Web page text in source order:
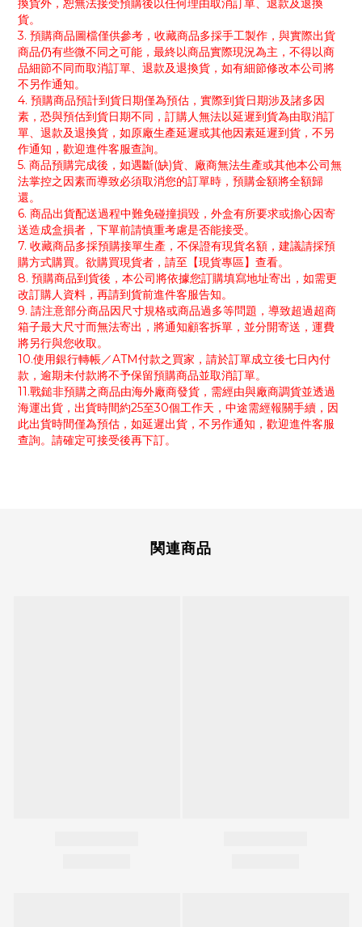
換貨外，恕無法接受預購後以任何理由取消訂單、退款及退換
貨。
3. 預購商品圖檔僅供參考，收藏商品多採手工製作，與實際出貨
商品仍有些微不同之可能，最終以商品實際現況為主，不得以商
品細節不同而取消訂單、退款及退換貨，如有細節修改本公司將
不另作通知。
4. 預購商品預計到貨日期僅為預估，實際到貨日期涉及諸多因
素，恐與預估到貨日期不同，訂購人無法以延遲到貨為由取消訂
單、退款及退換貨，如原廠生產延遲或其他因素延遲到貨，不另
作通知，歡迎進件客服查詢。
5. 商品預購完成後，如遇斷(缺)貨、廠商無法生產或其他本公司無
法掌控之因素而導致必須取消您的訂單時，預購金額將全額歸
還。
6. 商品出貨配送過程中難免碰撞損毀，外盒有所要求或擔心因寄
送造成盒損者，下單前請慎重考慮是否能接受。
7. 收藏商品多採預購接單生產，不保證有現貨名額，建議請採預
購方式購買。欲購買現貨者，請至【現貨專區】查看。
8. 預購商品到貨後，本公司將依據您訂購填寫地址寄出，如需更
改訂購人資料，再請到貨前進件客服告知。
9. 請注意部分商品因尺寸規格或商品過多等問題，導致超過超商
箱子最大尺寸而無法寄出，將通知顧客拆單，並分開寄送，運費
將另行與您收取。
10.使用銀行轉帳／ATM付款之買家，請於訂單成立後七日內付
款，逾期未付款將不予保留預購商品並取消訂單。
11.戰鎚非預購之商品由海外廠商發貨，需經由與廠商調貨並透過
海運出貨，出貨時間約25至30個工作天，中途需經報關手續，因
此出貨時間僅為預估，如延遲出貨，不另作通知，歡迎進件客服
查詢。請確定可接受後再下訂。
関連商品